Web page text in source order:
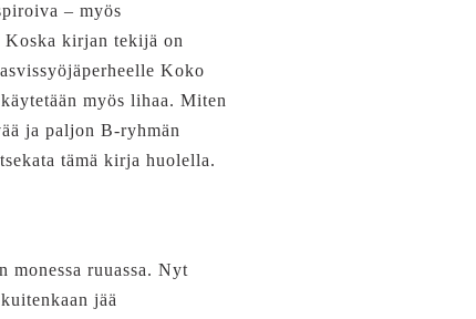
– myös
Koska kirjan tekijä on
Koko
myös lihaa. Miten
ja paljon B-ryhmän
tämä kirja huolella.
monessa ruuassa. Nyt
jää